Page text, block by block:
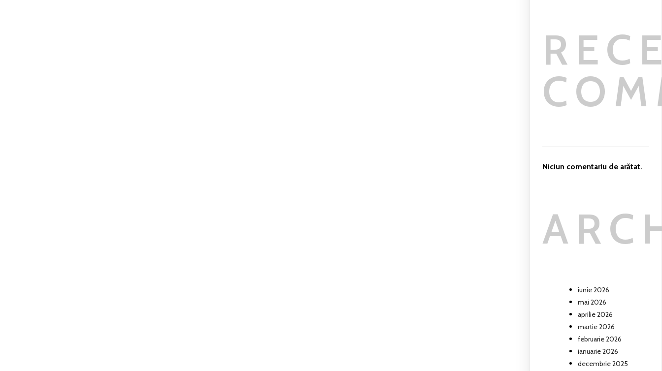
Niciun comentariu de arătat.
iunie 2026
mai 2026
aprilie 2026
martie 2026
februarie 2026
ianuarie 2026
decembrie 2025